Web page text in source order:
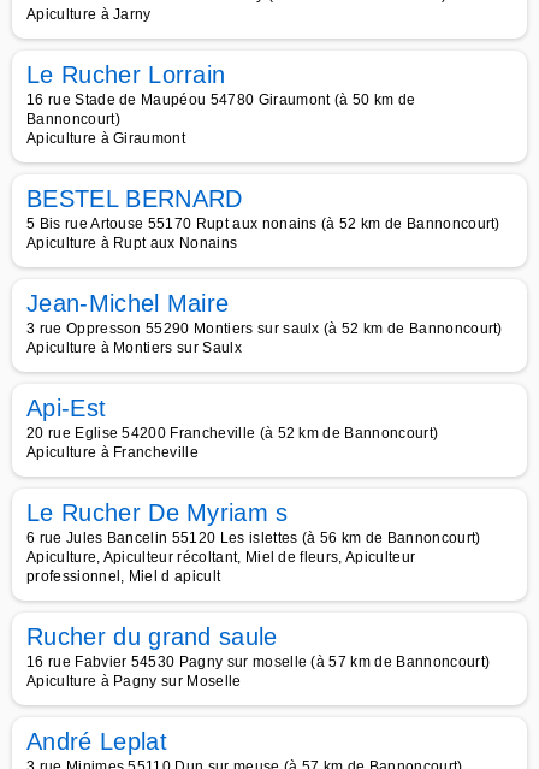
Apiculture à Jarny
Le Rucher Lorrain
16 rue Stade de Maupéou 54780 Giraumont (à 50 km de
Bannoncourt)
Apiculture à Giraumont
BESTEL BERNARD
5 Bis rue Artouse 55170 Rupt aux nonains (à 52 km de Bannoncourt)
Apiculture à Rupt aux Nonains
Jean-Michel Maire
3 rue Oppresson 55290 Montiers sur saulx (à 52 km de Bannoncourt)
Apiculture à Montiers sur Saulx
Api-Est
20 rue Eglise 54200 Francheville (à 52 km de Bannoncourt)
Apiculture à Francheville
Le Rucher De Myriam s
6 rue Jules Bancelin 55120 Les islettes (à 56 km de Bannoncourt)
Apiculture, Apiculteur récoltant, Miel de fleurs, Apiculteur
professionnel, Miel d apicult
Rucher du grand saule
16 rue Fabvier 54530 Pagny sur moselle (à 57 km de Bannoncourt)
Apiculture à Pagny sur Moselle
André Leplat